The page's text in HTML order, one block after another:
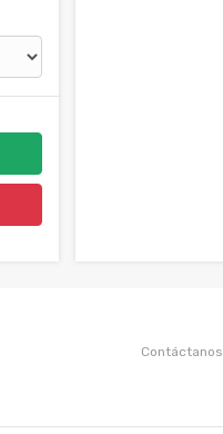
Contáctanos